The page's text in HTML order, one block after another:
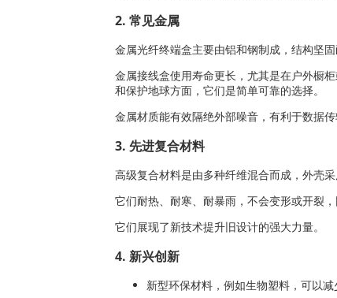
2. 常见金属
金属光纤终端盒主要由铝和钢制成，结构坚
金属接线盒使用寿命更长，尤其是在户外橱
和保护地球方面，它们是简单可靠的选择。
金属材质能有效隔绝外部噪音，有利于数据传
3. 先进复合材料
高级复合材料是由多种纤维混合而成，外壳
它们耐热、耐寒、耐暴雨，不会变形或开裂
它们展现了新技术提升旧设计的强大力量。
4. 新兴创新
新型环保材料，例如生物塑料，可以减